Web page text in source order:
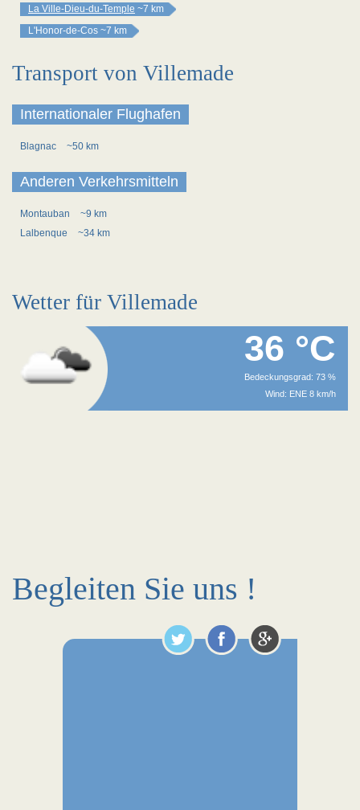
La Ville-Dieu-du-Temple ~7 km
L'Honor-de-Cos ~7 km
Transport von Villemade
Internationaler Flughafen
Blagnac ~50 km
Anderen Verkehrsmitteln
Montauban
~9 km
Lalbenque
~34 km
Wetter für Villemade
36 °C
Bedeckungsgrad: 73 %
Wind: ENE 8 km/h
Begleiten Sie uns !